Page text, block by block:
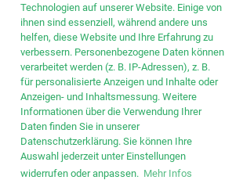
Technologien auf unserer Website. Einige von
ihnen sind essenziell, während andere uns
helfen, diese Website und Ihre Erfahrung zu
verbessern. Personenbezogene Daten können
verarbeitet werden (z. B. IP-Adressen), z. B.
für personalisierte Anzeigen und Inhalte oder
Anzeigen- und Inhaltsmessung. Weitere
Informationen über die Verwendung Ihrer
Daten finden Sie in unserer
Datenschutzerklärung. Sie können Ihre
Auswahl jederzeit unter Einstellungen
widerrufen oder anpassen. Mehr Infos